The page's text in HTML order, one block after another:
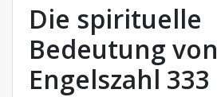
Die spirituelle
Bedeutung von
Engelszahl 333